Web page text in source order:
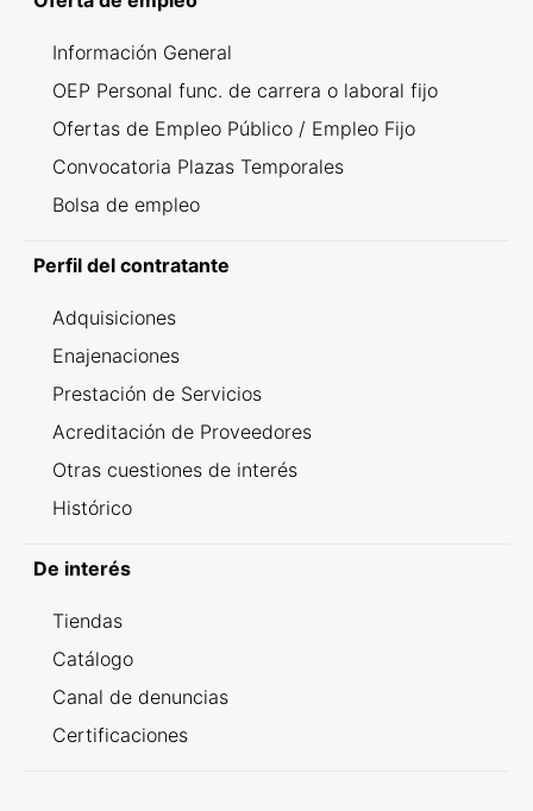
Información General
OEP Personal func. de carrera o laboral fijo
Ofertas de Empleo Público / Empleo Fijo
Convocatoria Plazas Temporales
Bolsa de empleo
Perfil del contratante
Adquisiciones
Enajenaciones
Prestación de Servicios
Acreditación de Proveedores
Otras cuestiones de interés
Histórico
De interés
Tiendas
Catálogo
Canal de denuncias
Certificaciones